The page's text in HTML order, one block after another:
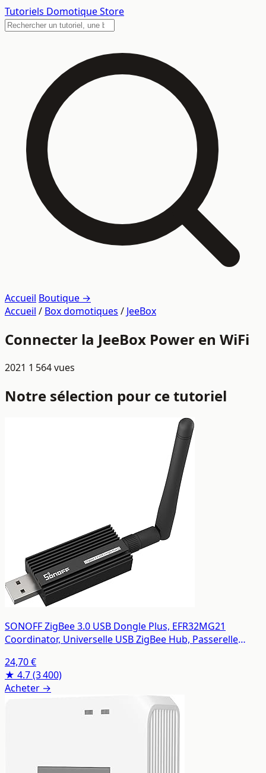
Tutoriels Domotique Store
Accueil Boutique →
Accueil / Box domotiques / JeeBox
Connecter la JeeBox Power en WiFi
2021 1 564 vues
Notre sélection pour ce tutoriel
SONOFF ZigBee 3.0 USB Dongle Plus, EFR32MG21
Coordinator, Universelle USB ZigBee Hub, Passerelle
24,70 €
★ 4.7(3 400)
Acheter →